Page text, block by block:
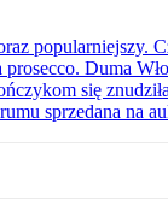
popularniejszy.
Duma
się
sprzedana na